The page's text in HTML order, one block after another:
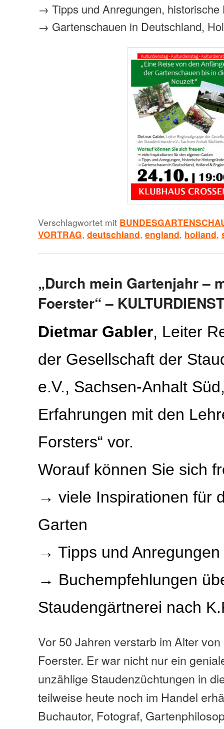
→ Tipps und Anregungen, historische
→ Gartenschauen in Deutschland,
Verschlagwortet mit
VORTRAG, deutschland, england, holland,
„Durch mein Gartenjahr –
Foerster“ –
Dietmar Gabler, Leiter
der Gesellschaft der
e.V., Sachsen-Anhalt
Erfahrungen mit den
Forsters“ vor.
Worauf können Sie sich
→ viele Inspirationen für
Garten
→ Tipps und Anregungen
→ Buchempfehlungen
Staudengärtnerei nach
Vor 50 Jahren verstarb im Alter
Foerster. Er war nicht nur ein
unzählige Staudenzüchtungen in
teilweise heute noch im Handel
Buchautor, Fotograf,